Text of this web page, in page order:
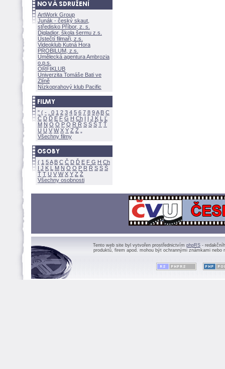
ArtWork Group
Junák - český skaut,
středisko Příbor, z. s.
Digladior, škola šermu z.s.
Ústečtí filmaři, z.s.
Videoklub Kutná Hora
PROBILUM, z.s.
Umělecká agentura Ambrozia
o.p.s.
ORFIKLUB
Univerzita Tomáše Bati ve
Zlíně
Nízkoprahový klub Pacific
" ( - 0 1 2 3 4 5 6 7 8 9A B C
Č D Ď E F G H Ch I Í J K L
Ľ
M N O Ó P Q R Ř S Ś T Ť
U Ú V W X Y Z
Všechny filmy
( 1 5A B C Č D Ď E F G H Ch
I J K L M N Ó O P R Ř S Ś
Ť T U V W X Y Z
Všechny osobnosti
Tento web site byl vytvořen prostřednictvím phpRS -
produktů, firem apod. mohou být ochrannými známkami